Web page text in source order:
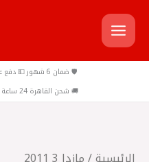
تخطي
إلى
المحتوى
🛡️ ضمان 6 شهور 💵 دفع عند الاستلام 🔄 استبدال سهل
🚚 شحن القاهرة 24 ساعة 📦 شحن المحافظات 72 ساعة